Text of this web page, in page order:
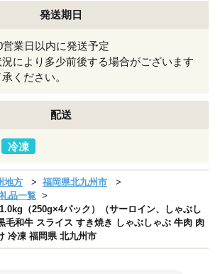
発送期日
業日以内に発送予定
により多少前後する場合がございます
ください。
配送
冷凍
地方
福岡県北九州市
品一覧
（250g×4パック）（サーロイン、しゃぶし
毛和牛 スライス すき焼き しゃぶしゃぶ 牛肉 肉
冷凍 福岡県 北九州市